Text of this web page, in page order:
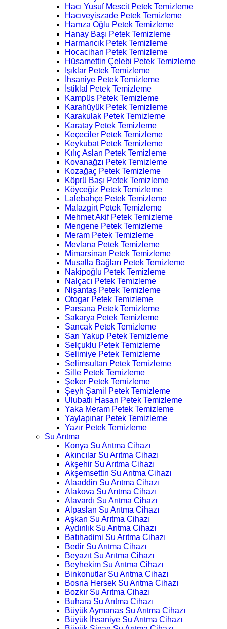
Hacı Yusuf Mescit Petek Temizleme
Hacıveyiszade Petek Temizleme
Hamza Oğlu Petek Temizleme
Hanay Başı Petek Temizleme
Harmancık Petek Temizleme
Hocacihan Petek Temizleme
Hüsamettin Çelebi Petek Temizleme
Işıklar Petek Temizleme
İhsaniye Petek Temizleme
İstiklal Petek Temizleme
Kampüs Petek Temizleme
Karahüyük Petek Temizleme
Karakulak Petek Temizleme
Karatay Petek Temizleme
Keçeciler Petek Temizleme
Keykubat Petek Temizleme
Kılıç Aslan Petek Temizleme
Kovanağzı Petek Temizleme
Kozağaç Petek Temizleme
Köprü Başı Petek Temizleme
Köyceğiz Petek Temizleme
Lalebahçe Petek Temizleme
Malazgirt Petek Temizleme
Mehmet Akif Petek Temizleme
Mengene Petek Temizleme
Meram Petek Temizleme
Mevlana Petek Temizleme
Mimarsinan Petek Temizleme
Musalla Bağları Petek Temizleme
Nakipoğlu Petek Temizleme
Nalçacı Petek Temizleme
Nişantaş Petek Temizleme
Otogar Petek Temizleme
Parsana Petek Temizleme
Sakarya Petek Temizleme
Sancak Petek Temizleme
Sarı Yakup Petek Temizleme
Selçuklu Petek Temizleme
Selimiye Petek Temizleme
Selimsultan Petek Temizleme
Sille Petek Temizleme
Şeker Petek Temizleme
Şeyh Şamil Petek Temizleme
Ulubatlı Hasan Petek Temizleme
Yaka Meram Petek Temizleme
Yaylapınar Petek Temizleme
Yazır Petek Temizleme
Su Arıtma
Konya Su Arıtma Cihazı
Akıncılar Su Arıtma Cihazı
Akşehir Su Arıtma Cihazı
Akşemsettin Su Arıtma Cihazı
Alaaddin Su Arıtma Cihazı
Alakova Su Arıtma Cihazı
Alavardı Su Arıtma Cihazı
Alpaslan Su Arıtma Cihazı
Aşkan Su Arıtma Cihazı
Aydınlık Su Arıtma Cihazı
Batıhadimi Su Arıtma Cihazı
Bedir Su Arıtma Cihazı
Beyazıt Su Arıtma Cihazı
Beyhekim Su Arıtma Cihazı
Binkonutlar Su Arıtma Cihazı
Bosna Hersek Su Arıtma Cihazı
Bozkır Su Arıtma Cihazı
Buhara Su Arıtma Cihazı
Büyük Aymanas Su Arıtma Cihazı
Büyük İhsaniye Su Arıtma Cihazı